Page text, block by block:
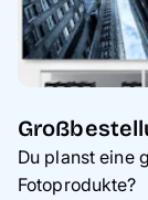
Du planst eine
Fotoprodukte?